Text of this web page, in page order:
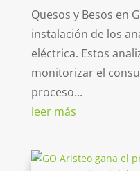
Quesos y Besos en
instalación de los
eléctrica. Estos
monitorizar el
proceso...
leer más